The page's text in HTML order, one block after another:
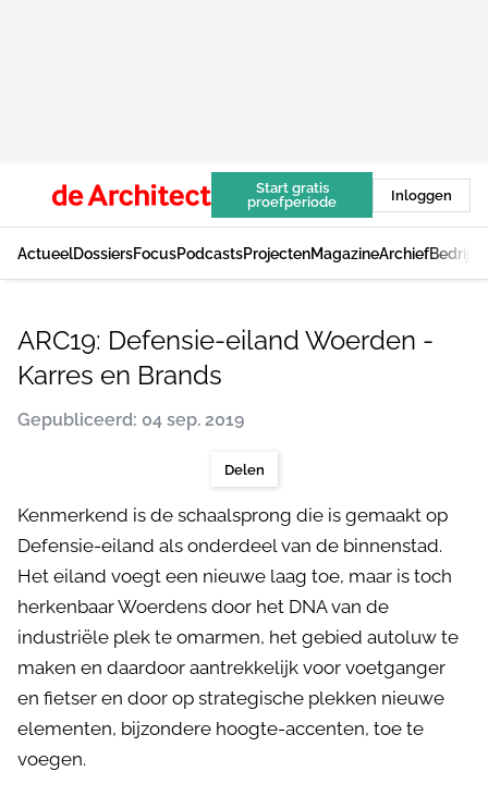
Start gratis
proefperiode
Inloggen
ActueelDossiersFocusPodcastsProjectenMagazineArchief
ARC19: Defensie-eiland Woerden -
Karres en Brands
Gepubliceerd: 04 sep. 2019
Delen
Kenmerkend is de schaalsprong die is gemaakt op
Defensie-eiland als onderdeel van de binnenstad.
Het eiland voegt een nieuwe laag toe, maar is toch
herkenbaar Woerdens door het DNA van de
industriële plek te omarmen, het gebied autoluw te
maken en daardoor aantrekkelijk voor voetganger
en fietser en door op strategische plekken nieuwe
elementen, bijzondere hoogte-accenten, toe te
voegen.